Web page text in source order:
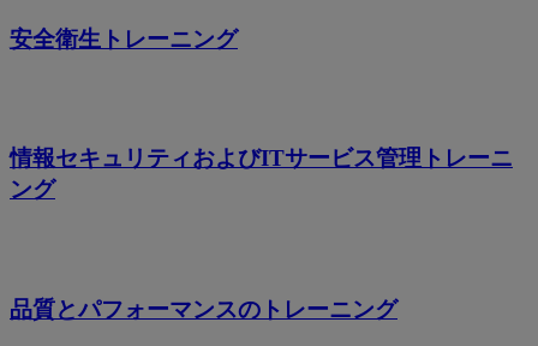
安全衛生トレーニング
情報セキュリティおよびITサービス管理トレーニ
ング
品質とパフォーマンスのトレーニング